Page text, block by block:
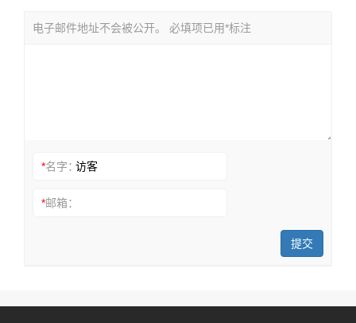
电子邮件地址不会被公开。 必填项已用*标注
*名字：
*邮箱：
提交